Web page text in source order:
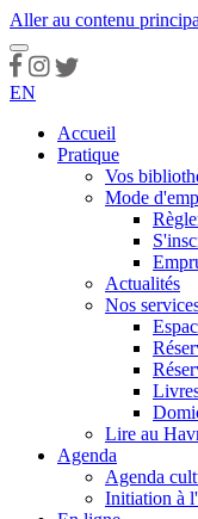
Aller au contenu
EN
Accueil
Pratique
Vos
Mode
Actualités
Nos
Lire au
Agenda
Agenda
Initiation à